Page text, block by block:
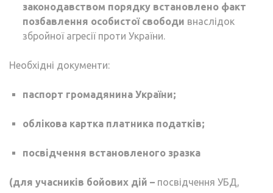
законодавством порядку встановлено факт
позбавлення особистої свободи внаслідок
збройної агресії проти України.
Необхідні документи:
паспорт громадянина України;
облікова картка платника податків;
посвідчення встановленого зразка
(для учасників бойових дій – посвідчення УБД,